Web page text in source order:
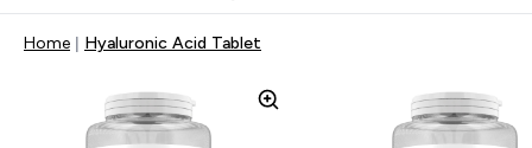
Home Hyaluronic Acid Tablet